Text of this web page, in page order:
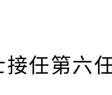
接任第六